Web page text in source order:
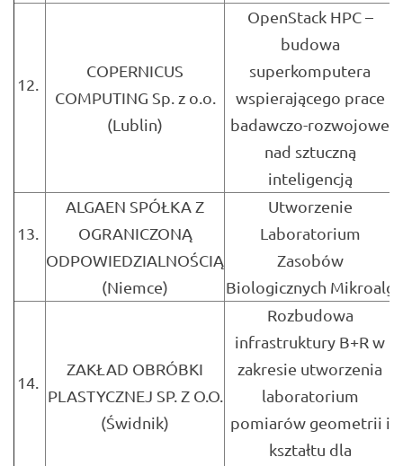
12.
COPERNICUS
COMPUTING Sp. z o.o.
(Lublin)
OpenStack HPC –
budowa
superkomputera
wspierającego prace
badawczo-rozwojowe
nad sztuczną
inteligencją
13.
ALGAEN SPÓŁKA Z
OGRANICZONĄ
ODPOWIEDZIALNOŚCIĄ
(Niemce)
Utworzenie
Laboratorium
Zasobów
Biologicznych Mikroalg
14.
ZAKŁAD OBRÓBKI
PLASTYCZNEJ SP. Z O.O.
(Świdnik)
Rozbudowa
infrastruktury B+R w
zakresie utworzenia
laboratorium
pomiarów geometrii i
kształtu dla